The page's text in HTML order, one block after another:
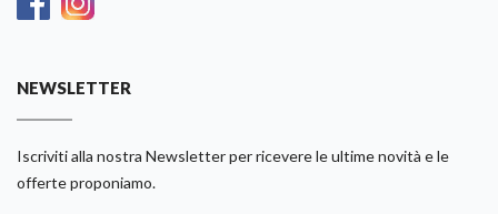
NEWSLETTER
Iscriviti alla nostra Newsletter per ricevere le ultime novità e le
offerte proponiamo.